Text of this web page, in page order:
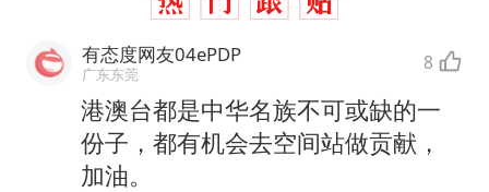
有态度网友04ePDP
广东东莞 8
港澳台都是中华名族不可或缺的一
份子，都有机会去空间站做贡献，
加油。